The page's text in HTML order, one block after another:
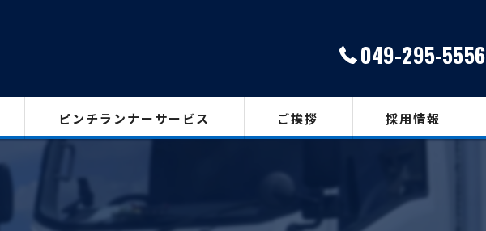
049-295-5556
ピンチランナーサービス ご挨拶 採用情報